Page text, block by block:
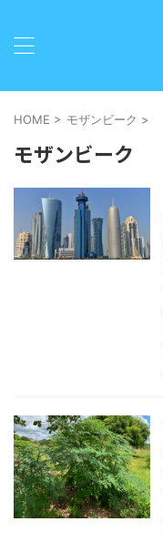
HOME > モザンビーク >
モザンビーク